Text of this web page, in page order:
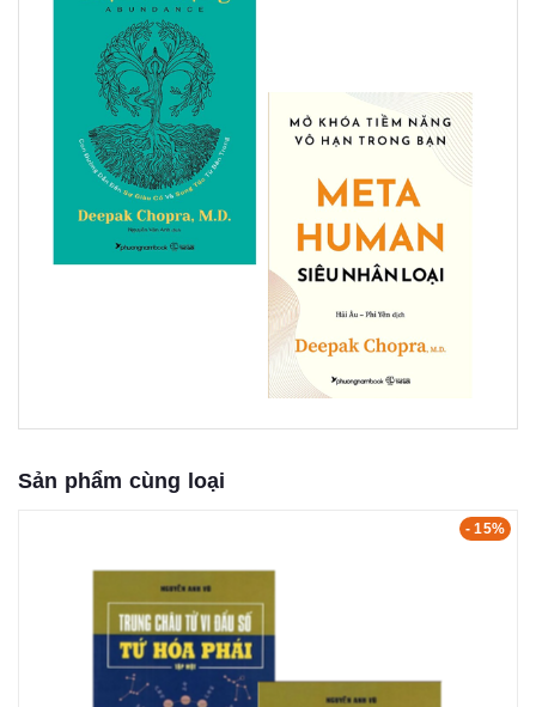
Sản phẩm cùng loại
- 15%